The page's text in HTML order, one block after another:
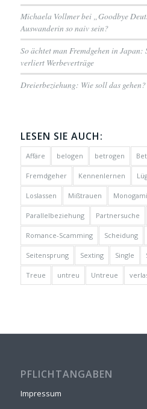
Michaela Vollmer bei „Goodbye
Auswanderin so naiv sein?
So ächtet man Fremdgehen in
verliert Werbeverträge
Dreierbeziehung: Wie soll das gehen?
LESEN SIE AUCH:
Affäre belogen betrogen
Fremdgeher Kennenlernen
Loslassen Mißtrauen
Parallelbeziehung Partnersuche
Romance-Scamming Scheidung
Seitensprung Sexting Single
Treue untreu Untreue
PFLICHTANGABEN
Impressum